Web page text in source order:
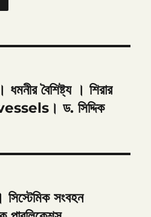
বৈশিষ্ট্য । শিরার
ড. সিদ্দিক
সিস্টেমিক সংবহন